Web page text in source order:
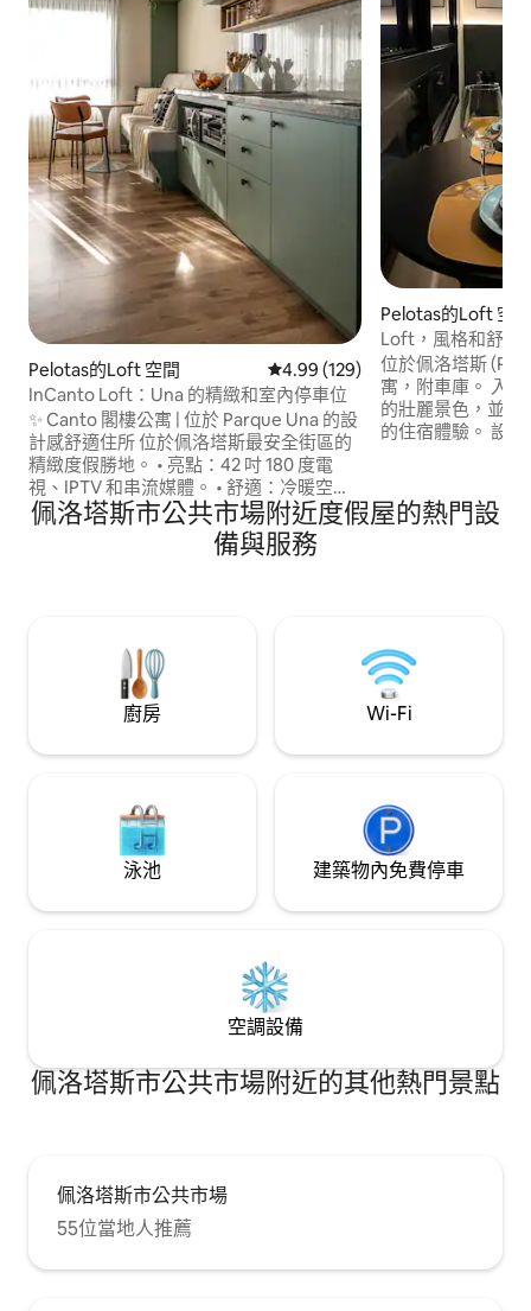
Pelotas的Loft 空間 從 129 則評價中獲得 4.99 的平均
4.99 (129)
InCanto Loft：Una 的精緻和室內停車位
✨️ Canto 閣樓公寓 | 位於 Parque Una 的設
計感舒適住所 ​位於佩洛塔斯最安全街區的
精緻度假勝地。 • 亮點：42 吋 180 度電
視、IPTV 和串流媒體。 • 舒適：冷暖空
調、熱水龍頭、配有枕頭的優質床鋪和全
套寢具。 • 廚房：電磁爐、烤箱、空氣炸
鍋、微波爐和高級廚具。 • 設施：吹風
Pelotas的Loft 空
Loft，風格和舒適
位於佩洛塔斯
寓，附車庫。 入住 Canto 大樓，欣賞城市
的壯麗景色，並在
的住宿體驗。 設施： - 皇后床 - 高品質寢
智慧電視，可 360
WindFree 熱冷空調 -
佩洛塔斯市公共市場附近度假屋的熱門設
備與服務
廚房 Wi-Fi
泳池 建築物內免費停車
空調設備
佩洛塔斯市公共市場附近的其他熱門景點
佩洛塔斯市公共市場
55位當地人推薦